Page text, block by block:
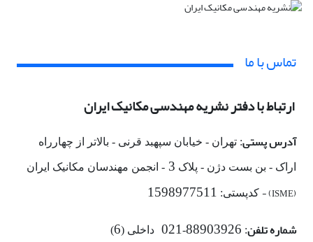
تماس با ما
ارتباط با دفتر نشریه مهندسی مکانیک ایران
آدرس پستی: تهران - خیابان سپهبد قرنی - بالاتر از چهارراه
اراک - بن بست دژن - پلاک 3 - انجمن مهندسان مکانیک ایران
(ISME) - کدپستی: 1598977511
شماره تلفن:
88903926
-
021 داخلی (6
)